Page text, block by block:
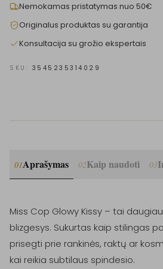
Nemokamas pristatymas nuo 50€
Originalus produktas su garantija
Konsultacija su grožio ekspertais
SKU: 3545235314029
01Aprašymas 02Kaip naudoti 03
Miss Cop Glowy Kissy – tai
blizgesys. Sukurtas kaip stilingas
prisegti prie rankinės, raktų ar
kai reikia subtilaus spindesio.